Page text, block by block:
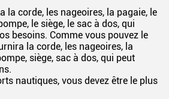
la corde, les nageoires, la pagaie, le
le siège, le sac à dos, qui
besoins. Comme vous pouvez le
la corde, les nageoires, la
siège, sac à dos, qui peut
nautiques, vous devez être le plus